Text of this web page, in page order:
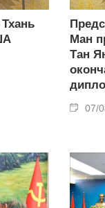
Ман
Тан
07/